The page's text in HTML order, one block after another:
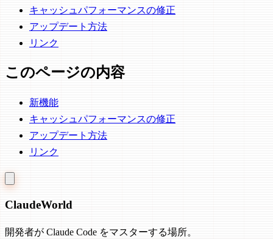
キャッシュパフォーマンスの修正
アップデート方法
リンク
このページの内容
新機能
キャッシュパフォーマンスの修正
アップデート方法
リンク
ClaudeWorld
開発者が Claude Code をマスターする場所。